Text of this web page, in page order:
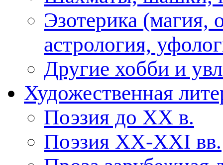
Эзотерика (магия,
астрология,
Другие хобби и
Художественная
Поэзия до XX в.
Поэзия XX-XXI вв.